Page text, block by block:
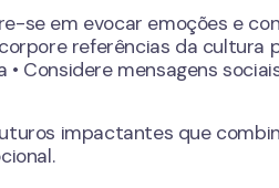
se em evocar emoções e
referências da cultura
Considere mensagens
impactantes que